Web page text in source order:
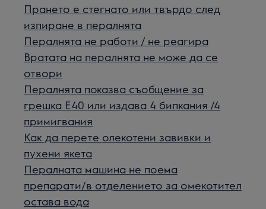
Прането е стегнато или твърдо след
изпиране в пералнята
Пералнята не работи / не реагира
Вратата на пералнята не може да се
отвори
Пералнята показва съобщение за
грешка Е40 или издава 4 бипкания /4
примигвания
Как да перетe олекотени завивки и
пухени якета
Пералната машина не поема
препарати/в отделението за омекотител
остава вода